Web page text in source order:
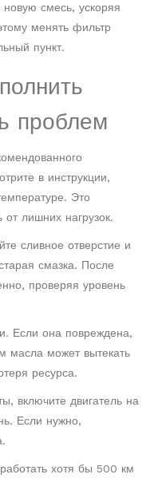
новую смесь, ускоряя
менять фильтр
пункт.
проблем
в инструкции,
Это
лишних нагрузок.
сливное отверстие и
смазка. После
проверяя уровень
Если она повреждена,
масла может вытекать
ресурса.
включите двигатель на
Если нужно,
хотя бы 500 км